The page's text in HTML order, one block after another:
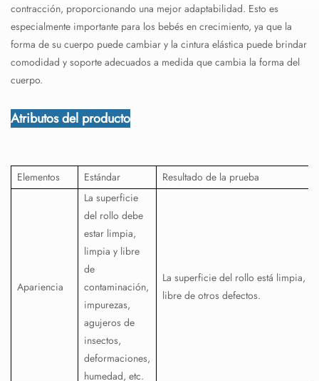
contracción, proporcionando una mejor adaptabilidad. Esto es
especialmente importante para los bebés en crecimiento, ya que la
forma de su cuerpo puede cambiar y la cintura elástica puede brindar
comodidad y soporte adecuados a medida que cambia la forma del
cuerpo.
Atributos del producto
Elementos Estándar Resultado de la prueba
Apariencia
La superficie
del rollo debe
estar limpia,
limpia y libre
de
contaminación,
impurezas,
agujeros de
insectos,
deformaciones,
humedad, etc.
La superficie del rollo está limpia,
libre de otros defectos.